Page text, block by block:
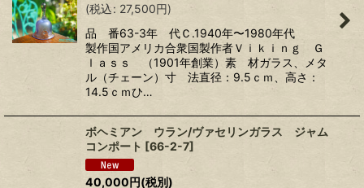
(税込: 27,500円)
品 番63-3年 代Ｃ.1940年〜1980年代
製作国アメリカ合衆国製作者Ｖｉｋｉｎｇ Ｇ
ｌａｓｓ （1901年創業）素 材ガラス、メタ
ル（チェーン）寸 法直径：9.5ｃｍ、高さ：
14.5ｃｍひ…
ボヘミアン ウラン/ヴァセリンガラス ジャム
コンポート [66-2-7]
40,000円(税別)